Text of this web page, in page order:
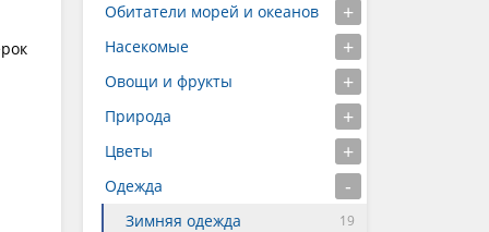
Обитатели морей и океанов
Насекомые
Овощи и фрукты
Природа
Цветы
Одежда
Зимняя одежда